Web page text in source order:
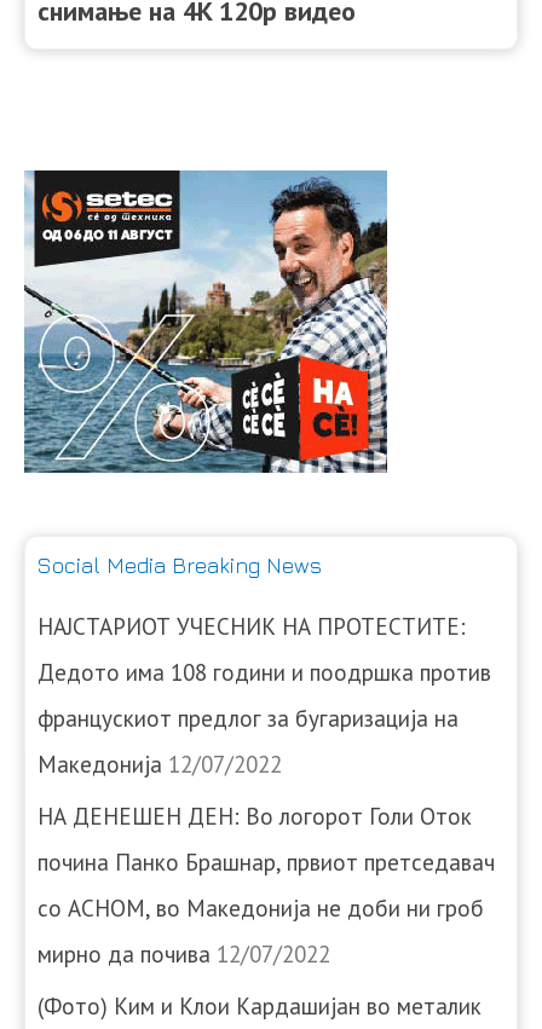
снимање на 4K 120p видео
Social Media Breaking News
НАЈСТАРИОТ УЧЕСНИК НА ПРОТЕСТИТЕ:
Дедото има 108 години и поодршка против
францускиот предлог за бугаризација на
Македонија 12/07/2022
НА ДЕНЕШЕН ДЕН: Во логорот Голи Оток
почина Панко Брашнар, првиот претседавач
со АСНОМ, во Македонија не доби ни гроб
мирно да почива 12/07/2022
(Фото) Ким и Клои Кардашијан во металик